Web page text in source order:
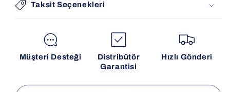
Taksit Seçenekleri
Müşteri Desteği
Distribütör
Garantisi
Hızlı Gönderi